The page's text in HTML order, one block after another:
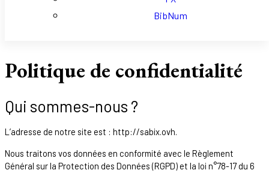
BibNum
Politique de confidentialité
Qui sommes-nous ?
L’adresse de notre site est : http://sabix.ovh.
Nous traitons vos données en conformité avec le Règlement
Général sur la Protection des Données (RGPD) et la loi n°78-17 du 6